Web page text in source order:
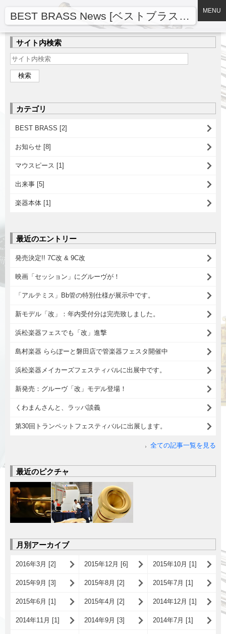
BEST BRASS News [ベストブラスニュース] MENU
サイト内検索
カテゴリ
BEST BRASS [2]
お知らせ [8]
マウスピース [1]
出来事 [5]
楽器本体 [1]
最近のエントリー
発売決定!! 7C改 & 9C改
映画「セッション」にグルーヴが！
「アルテミス」Bb管の特別仕様が展示中です。
新モデル「改」：年内受付分は完売致しました。
浜松楽器フェスでも「改」進撃
島村楽器 ららぽーと磐田店で管楽器フェスタ開催中
浜松楽器メイカーズフェスティバルに出展中です。
新発売：グルーヴ「改」モデル登場！
くわまんさんと、ラッパ談義
第30回トランペットフェスティバルに出展します。
全ての記事一覧を見る
最近のピクチャ
月別アーカイブ
2016年3月 [2] 2015年12月 [6] 2015年10月 [1]
2015年9月 [3] 2015年8月 [2] 2015年7月 [1]
2015年6月 [1] 2015年4月 [2] 2014年12月 [1]
2014年11月 [1] 2014年9月 [3] 2014年7月 [1]